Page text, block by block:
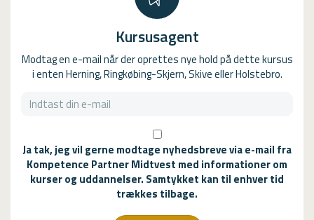
Kursusagent
Modtag en e-mail når der oprettes nye hold på dette kursus
i enten Herning, Ringkøbing-Skjern, Skive eller Holstebro.
Ja tak, jeg vil gerne modtage nyhedsbreve via e-mail fra
Kompetence Partner Midtvest med informationer om
kurser og uddannelser. Samtykket kan til enhver tid
trækkes tilbage.